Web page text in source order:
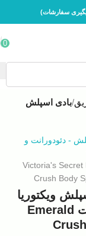
سفارشات)
0
بادی اسپلش
- دئودورانت و
Victoria's Secret
Crush Body
ویکتوریا
سکرت Emerald
Crush